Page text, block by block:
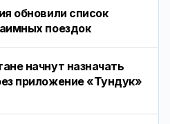
обновили список
поездок
начнут назначать
приложение «Тундук»